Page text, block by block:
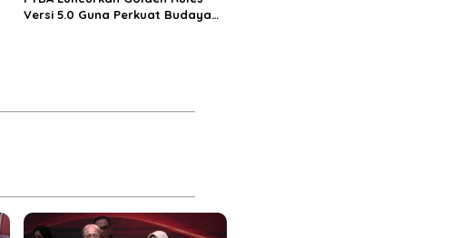
Versi 5.0 Guna Perkuat Budaya